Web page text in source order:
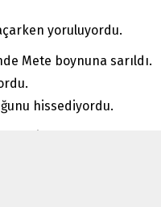
yoruluyordu.
Mete boynuna sarıldı.
hissediyordu.